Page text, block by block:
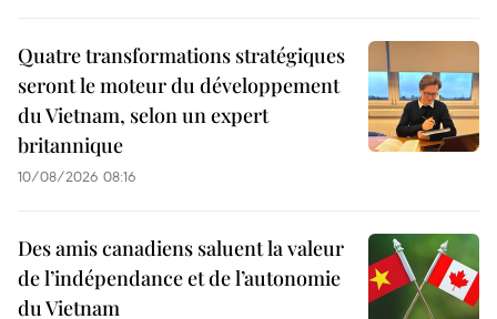
Quatre transformations stratégiques
seront le moteur du développement
du Vietnam, selon un expert
britannique
10/08/2026 08:16
Des amis canadiens saluent la valeur
de l’indépendance et de l’autonomie
du Vietnam